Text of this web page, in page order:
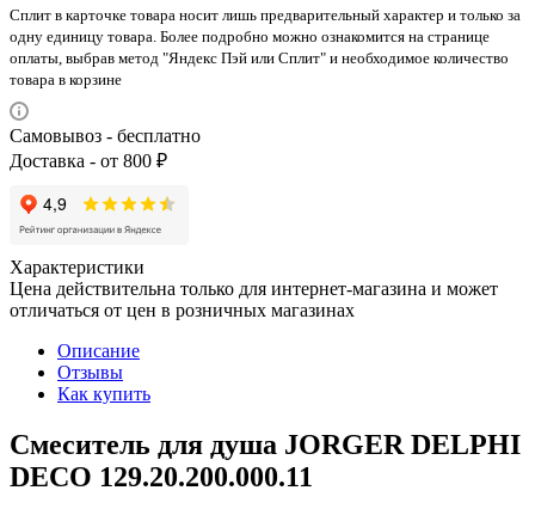
Сплит в карточке товара носит лишь предварительный характер и только за
одну единицу товара. Более подробно можно ознакомится на странице
оплаты, выбрав метод "Яндекс Пэй или Сплит" и необходимое количество
товара в корзине
Самовывоз - бесплатно
Доставка - от 800 ₽
Характеристики
Цена действительна только для интернет-магазина и может
отличаться от цен в розничных магазинах
Описание
Отзывы
Как купить
Смеситель для душа JORGER DELPHI
DECO 129.20.200.000.11